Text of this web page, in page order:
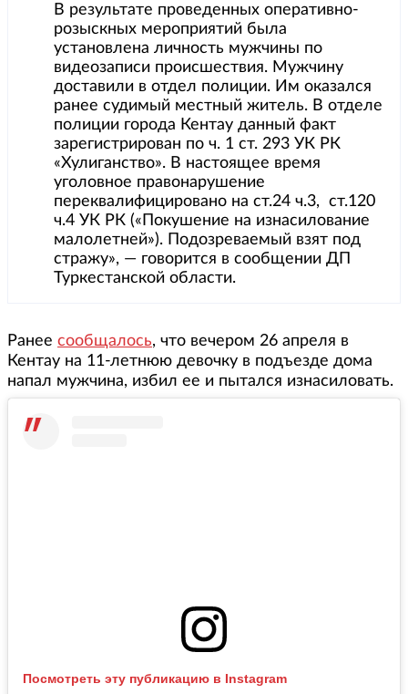
В результате проведенных оперативно-
розыскных мероприятий была
установлена личность мужчины по
видеозаписи происшествия. Мужчину
доставили в отдел полиции. Им оказался
ранее судимый местный житель. В отделе
полиции города Кентау данный факт
зарегистрирован по ч. 1 ст. 293 УК РК
«Хулиганство». В настоящее время
уголовное правонарушение
переквалифицировано на ст.24 ч.3, ст.120
ч.4 УК РК («Покушение на изнасилование
малолетней»). Подозреваемый взят под
стражу», — говорится в сообщении ДП
Туркестанской области.
Ранее сообщалось, что вечером 26 апреля в
Кентау на 11-летнюю девочку в подъезде дома
напал мужчина, избил ее и пытался изнасиловать.
Посмотреть эту публикацию в Instagram